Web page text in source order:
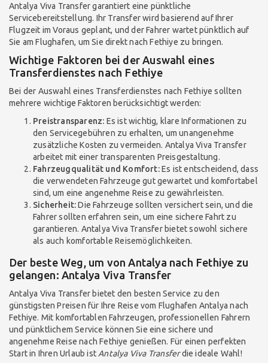
Antalya Viva Transfer garantiert eine pünktliche
Servicebereitstellung. Ihr Transfer wird basierend auf Ihrer
Flugzeit im Voraus geplant, und der Fahrer wartet pünktlich auf
Sie am Flughafen, um Sie direkt nach Fethiye zu bringen.
Wichtige Faktoren bei der Auswahl eines
Transferdienstes nach Fethiye
Bei der Auswahl eines Transferdienstes nach Fethiye sollten
mehrere wichtige Faktoren berücksichtigt werden:
Preistransparenz: Es ist wichtig, klare Informationen zu
den Servicegebühren zu erhalten, um unangenehme
zusätzliche Kosten zu vermeiden. Antalya Viva Transfer
arbeitet mit einer transparenten Preisgestaltung.
Fahrzeugqualität und Komfort:Es ist entscheidend, dass
die verwendeten Fahrzeuge gut gewartet und komfortabel
sind, um eine angenehme Reise zu gewährleisten.
Sicherheit:Die Fahrzeuge sollten versichert sein, und die
Fahrer sollten erfahren sein, um eine sichere Fahrt zu
garantieren. Antalya Viva Transfer bietet sowohl sichere
als auch komfortable Reisemöglichkeiten.
Der beste Weg, um von Antalya nach Fethiye zu
gelangen: Antalya Viva Transfer
Antalya Viva Transfer bietet den besten Service zu den
günstigsten Preisen für Ihre Reise vom Flughafen Antalya nach
Fethiye. Mit komfortablen Fahrzeugen, professionellen Fahrern
und pünktlichem Service können Sie eine sichere und
angenehme Reise nach Fethiye genießen. Für einen perfekten
Start in Ihren Urlaub ist Antalya Viva Transferdie ideale Wahl!